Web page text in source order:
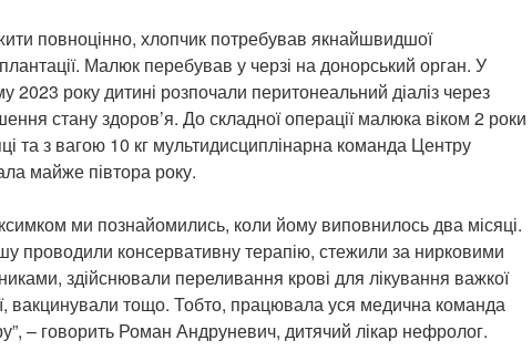
повноцінно, хлопчик потребував якнайшвидшої
Малюк перебував у черзі на донорський орган. У
2023 року дитині розпочали перитонеальний діаліз через
стану здоров’я. До складної операції малюка віком 2 роки
та з вагою 10 кг мультидисциплінарна команда Центру
майже півтора року.
ми познайомились, коли йому виповнилось два місяці.
проводили консервативну терапію, стежили за нирковими
здійснювали переливання крові для лікування важкої
вакцинували тощо. Тобто, працювала уся медична команда
– говорить Роман Андруневич, дитячий лікар нефролог.